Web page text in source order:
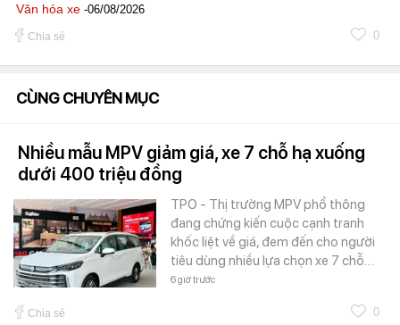
Văn hóa xe -06/08/2026
Chia sẻ 0
CÙNG CHUYÊN MỤC
Nhiều mẫu MPV giảm giá, xe 7 chỗ hạ xuống
dưới 400 triệu đồng
TPO - Thị trường MPV phổ thông
đang chứng kiến cuộc cạnh tranh
khốc liệt về giá, đem đến cho người
tiêu dùng nhiều lựa chọn xe 7 chỗ…
6 giờ trước
Chia sẻ 0